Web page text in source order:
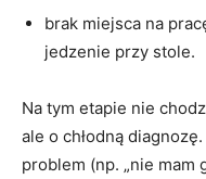
brak miejsca na
jedzenie przy stole.
Na tym etapie nie
ale o chłodną
problem (np. „nie mam